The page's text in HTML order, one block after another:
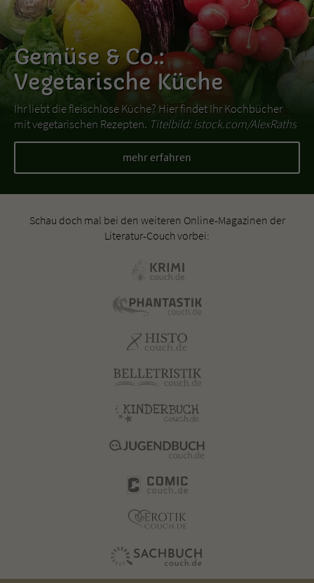
Gemüse & Co.:
Vegetarische Küche
Ihr liebt die fleischlose Küche? Hier findet Ihr Kochbücher
mit vegetarischen Rezepten. Titelbild: istock.com/AlexRaths
mehr erfahren
Schau doch mal bei den weiteren Online-Magazinen der
Literatur-Couch vorbei: